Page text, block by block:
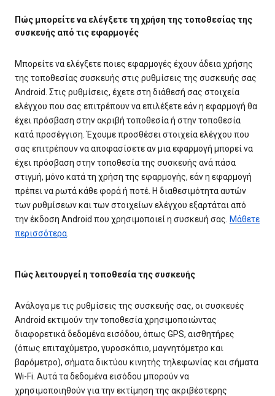
Πώς μπορείτε να ελέγξετε τη χρήση της τοποθεσίας της
συσκευής από τις εφαρμογές
Μπορείτε να ελέγξετε ποιες εφαρμογές έχουν άδεια χρήσης
της τοποθεσίας συσκευής στις ρυθμίσεις της συσκευής σας
Android. Στις ρυθμίσεις, έχετε στη διάθεσή σας στοιχεία
ελέγχου που σας επιτρέπουν να επιλέξετε εάν η εφαρμογή θα
έχει πρόσβαση στην ακριβή τοποθεσία ή στην τοποθεσία
κατά προσέγγιση. Έχουμε προσθέσει στοιχεία ελέγχου που
σας επιτρέπουν να αποφασίσετε αν μια εφαρμογή μπορεί να
έχει πρόσβαση στην τοποθεσία της συσκευής ανά πάσα
στιγμή, μόνο κατά τη χρήση της εφαρμογής, εάν η εφαρμογή
πρέπει να ρωτά κάθε φορά ή ποτέ. Η διαθεσιμότητα αυτών
των ρυθμίσεων και των στοιχείων ελέγχου εξαρτάται από
την έκδοση Android που χρησιμοποιεί η συσκευή σας. Μάθετε
περισσότερα
Πώς λειτουργεί η τοποθεσία της συσκευής
Ανάλογα με τις ρυθμίσεις της συσκευής σας, οι συσκευές
Android εκτιμούν την τοποθεσία χρησιμοποιώντας
διαφορετικά δεδομένα εισόδου, όπως GPS, αισθητήρες
(όπως επιταχύμετρο, γυροσκόπιο, μαγνητόμετρο και
βαρόμετρο), σήματα δικτύου κινητής τηλεφωνίας και σήματα
Wi-Fi. Αυτά τα δεδομένα εισόδου μπορούν να
χρησιμοποιηθούν για την εκτίμηση της ακριβέστερης